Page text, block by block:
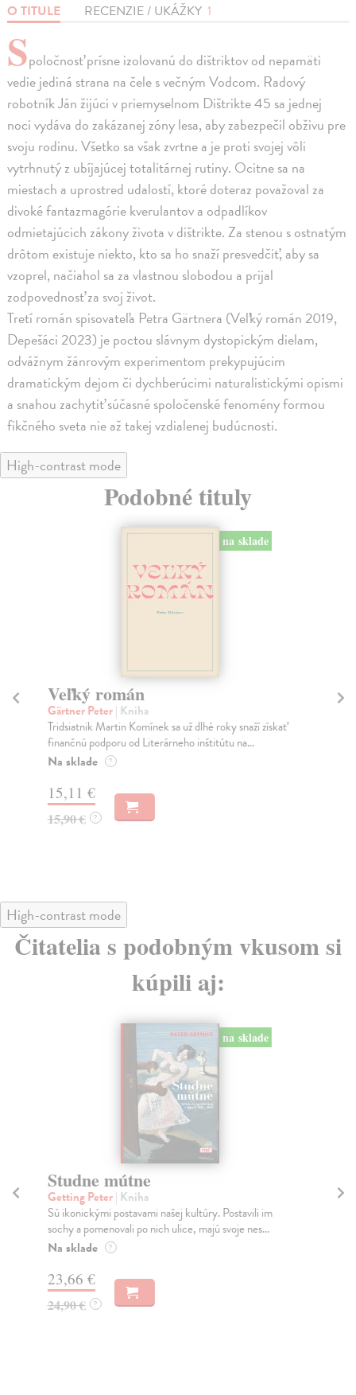
O TITULE RECENZIE / UKÁŽKY 1
Spoločnosť prísne izolovanú do dištriktov od nepamäti
vedie jediná strana na čele s večným Vodcom. Radový
robotník Ján žijúci v priemyselnom Dištrikte 45 sa jednej
noci vydáva do zakázanej zóny lesa, aby zabezpečil obživu pre
svoju rodinu. Všetko sa však zvrtne a je proti svojej vôli
vytrhnutý z ubíjajúcej totalitárnej rutiny. Ocitne sa na
miestach a uprostred udalostí, ktoré doteraz považoval za
divoké fantazmagórie kverulantov a odpadlíkov
odmietajúcich zákony života v dištrikte. Za stenou s ostnatým
drôtom existuje niekto, kto sa ho snaží presvedčiť, aby sa
vzoprel, načiahol sa za vlastnou slobodou a prijal
zodpovednosť za svoj život.
Tretí román spisovateľa Petra Gärtnera (Veľký román 2019,
Depešáci 2023) je poctou slávnym dystopickým dielam,
odvážnym žánrovým experimentom prekypujúcim
dramatickým dejom či dychberúcimi naturalistickými opismi
a snahou zachytiť súčasné spoločenské fenomény formou
fikčného sveta nie až takej vzdialenej budúcnosti.
High-contrast mode
Podobné tituly
na sklade
Depešáci
Gärtner Peter| Kniha
Adam a Martin, dvaja učni zo socialistického
zapadákova, sa púšťajú do naháňačky za lístkami na
lege...
16,06 €
High-contrast mode
Čitatelia s podobným vkusom si
kúpili aj:
na sklade
Studne mútne
Getting Peter| Kniha
Sú ikonickými postavami našej kultúry. Postavili im
sochy a pomenovali po nich ulice, majú svoje nes...
Na sklade ?
23,66 €
24,90 € ?